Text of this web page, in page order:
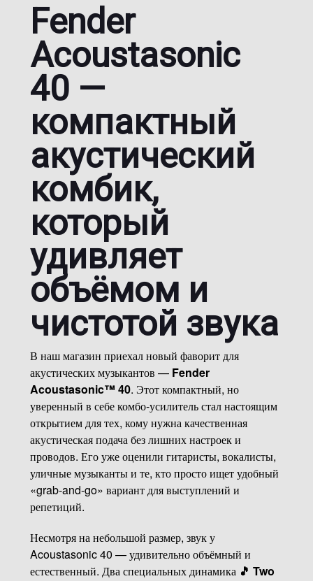
Fender
Acoustasonic
40 —
компактный
акустический
комбик,
который
удивляет
объёмом и
чистотой звука
В наш магазин приехал новый фаворит для
акустических музыкантов — Fender
Acoustasonic™ 40. Этот компактный, но
уверенный в себе комбо-усилитель стал настоящим
открытием для тех, кому нужна качественная
акустическая подача без лишних настроек и
проводов. Его уже оценили гитаристы, вокалисты,
уличные музыканты и те, кто просто ищет удобный
«grab-and-go» вариант для выступлений и
репетиций.
Несмотря на небольшой размер, звук у
Acoustasonic 40 — удивительно объёмный и
естественный. Два специальных динамика 🎵 Two